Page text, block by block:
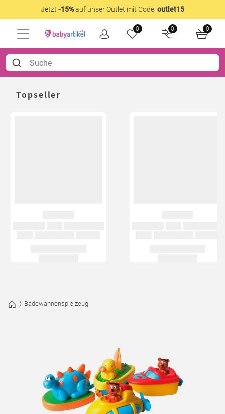
Jetzt -15%auf unser Outlet mit Code: outlet15
0 0 0
Topseller
Badewannenspielzeug